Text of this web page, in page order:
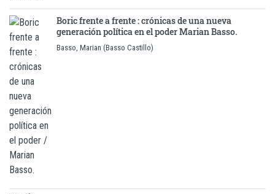
Boric frente a frente : crónicas de una nueva
generación política en el poder Marian Basso.
Basso, Marian (Basso Castillo)